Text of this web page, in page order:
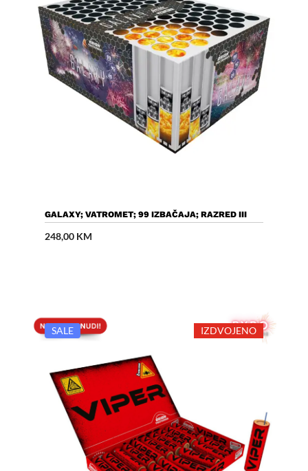
Dodaj U Košaricu
GALAXY; VATROMET; 99 IZBAČAJA; RAZRED III
248,00 KM
SALE IZDVOJENO